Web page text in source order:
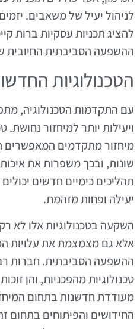
לניהול יעיל של משאבים.
להציג תכניות עסקיות ברות
ההשפעה הסביבתית החיובית
הטכנולוגיות
עם התקדמות הטכנולוגיה,
ויעילות יותר למיחזור נחושת.
מיחזור מתקדמים
שונות, ובכך משפרות את
תהליכים כימיים חדשים
יעילה ופחות מזהמת.
השקעה בטכנולוגיות אלו לא
אלא גם מצמצמת את עלויות
ההשפעה הסביבתית. חברות
טכנולוגיות מהפכניות, והן
מעודדת חדשנות בתחום
החידושים והפיתוחים בתחום